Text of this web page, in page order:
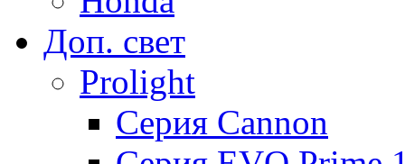
Доп. свет
Prolight
Серия Cannon